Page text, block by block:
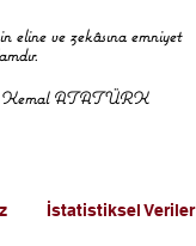
eline ve zekâsına emniyet
Kemal ATATÜRK
İstatistiksel Veriler